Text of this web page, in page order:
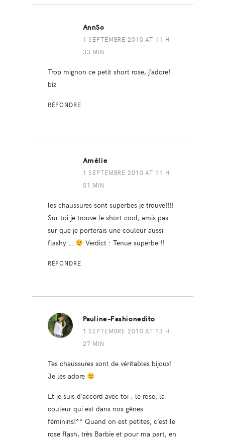
AnnSo
1 SEPTEMBRE 2010 AT 11 H
33 MIN
Trop mignon ce petit short rose, j’adore!
biz
RÉPONDRE
Amélie
1 SEPTEMBRE 2010 AT 11 H
51 MIN
les chaussures sont superbes je trouve!!!!
Sur toi je trouve le short cool, amis pas
sur que je porterais une couleur aussi
flashy …
Verdict : Tenue superbe !!
RÉPONDRE
Pauline-Fashionedito
1 SEPTEMBRE 2010 AT 13 H
27 MIN
Tes chaussures sont de véritables bijoux!
Je les adore
Et je suis d’accord avec toi : le rose, la
couleur qui est dans nos gênes
féminins!^^ Quand on est petites, c’est le
rose flash, très Barbie et pour ma part, en